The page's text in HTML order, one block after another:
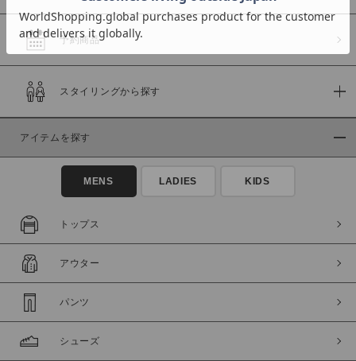
商品タイプ
通常商品
セール価格
在庫
在庫あり
予約商品
スタイリングから探す
アイテムを探す
MENS LADIES KIDS
トップス
アウター
パンツ
シューズ